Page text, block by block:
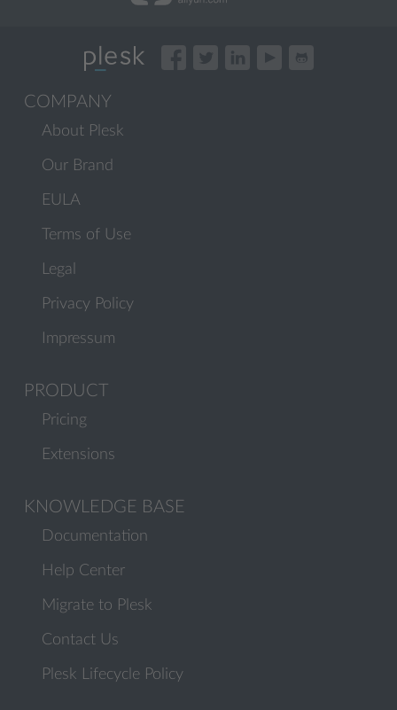
COMPANY
About Plesk
Our Brand
EULA
Terms of Use
Legal
Privacy Policy
Impressum
PRODUCT
Pricing
Extensions
KNOWLEDGE BASE
Documentation
Help Center
Migrate to Plesk
Contact Us
Plesk Lifecycle Policy